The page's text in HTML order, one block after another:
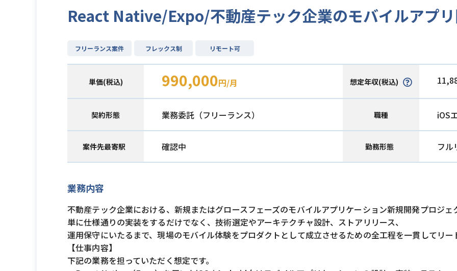
React Native/Expo/不動産テック企業のモバイルアプ
フリーランス案件 フレックス制 リモート可
単価(税込) 990,000円/月 想定年収(税込)
契約形態 業務委託（フリーランス） 職種 iOS
案件先最寄駅 確認中 勤務形態 フル
業務内容
不動産テック企業における、新規またはグロースフェーズのモバイルアプリケーション新規開発プロジェ
単に仕様通りの実装をするだけでなく、技術選定やアーキテクチャ設計、ストアリリース、
運用保守にいたるまで、現場のモバイル体験をプロダクトとして成立させるための全工程を一貫してリー
【仕事内容】
下記の業務を担っていただく想定です。